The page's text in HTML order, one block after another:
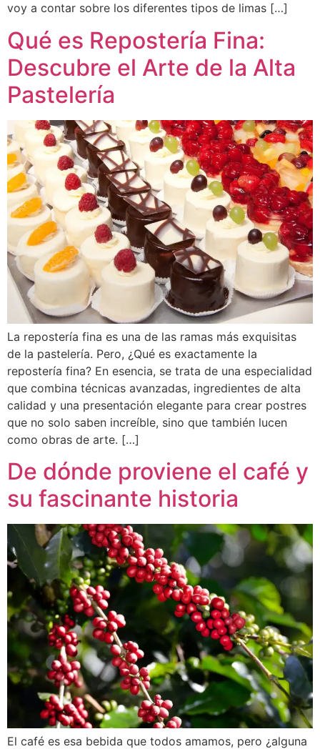
voy a contar sobre los diferentes tipos de limas […]
Qué es Repostería Fina:
Descubre el Arte de la Alta
Pastelería
La repostería fina es una de las ramas más exquisitas
de la pastelería. Pero, ¿Qué es exactamente la
repostería fina? En esencia, se trata de una especialidad
que combina técnicas avanzadas, ingredientes de alta
calidad y una presentación elegante para crear postres
que no solo saben increíble, sino que también lucen
como obras de arte. […]
De dónde proviene el café y
su fascinante historia
El café es esa bebida que todos amamos, pero ¿alguna